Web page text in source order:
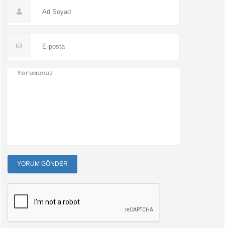
YORUM GÖNDER